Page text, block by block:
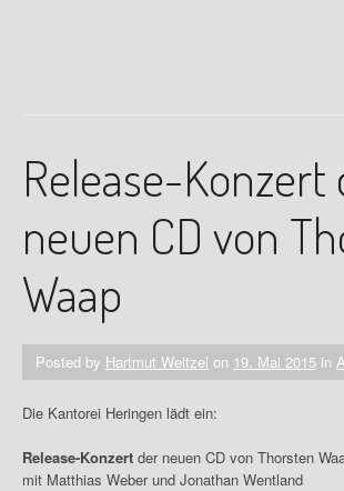
Release-Konzert
neuen CD von
Waap
Posted by Hartmut Weitzel on 19. Mai 2015 in
Die Kantorei Heringen lädt ein:
Release-Konzert der neuen CD von Thorsten
mit Matthias Weber und Jonathan Wentland